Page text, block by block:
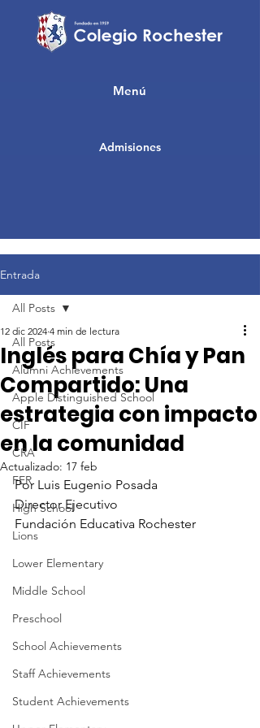
Admisiones
Menú
Entrada
All Posts
Alumni Achievements
Apple Distinguished School
CIF
CRA
FER
High School
Lions
Lower Elementary
Middle School
Preschool
School Achievements
Staff Achievements
Student Achievements
All Posts
Inglés para Chía y Pan
Compartido: Una
estrategia con impacto
en la comunidad
12 dic 2024 4 min de lectura
Actualizado: 17 feb
Por Luis Eugenio Posada
Director Ejecutivo
Fundación Educativa Rochester